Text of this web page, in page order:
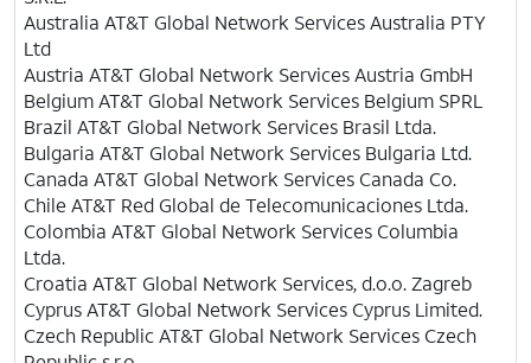
Australia AT&T Global Network Services Australia PTY
Ltd
Austria AT&T Global Network Services Austria GmbH
Belgium AT&T Global Network Services Belgium SPRL
Brazil AT&T Global Network Services Brasil Ltda.
Bulgaria AT&T Global Network Services Bulgaria Ltd.
Canada AT&T Global Network Services Canada Co.
Chile AT&T Red Global de Telecomunicaciones Ltda.
Colombia AT&T Global Network Services Columbia
Ltda.
Croatia AT&T Global Network Services, d.o.o. Zagreb
Cyprus AT&T Global Network Services Cyprus Limited.
Czech Republic AT&T Global Network Services Czech